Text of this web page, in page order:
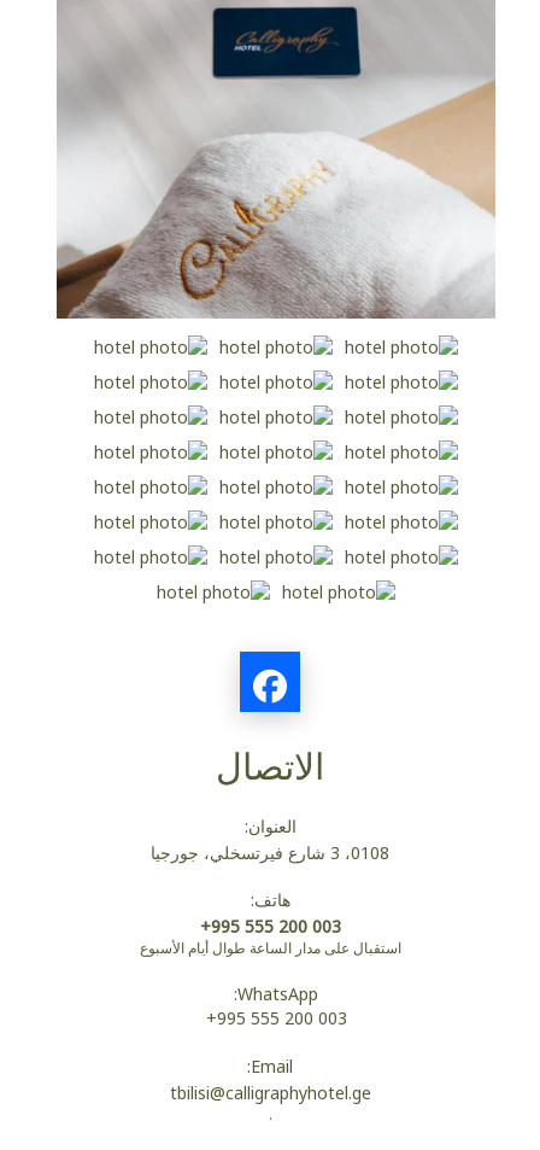
الاتصال
العنوان:
0108، 3 شارع فيرتسخلي، جورجيا
هاتف:
+995 555 200 003
استقبال على مدار الساعة طوال أيام الأسبوع
WhatsApp:
+995 555 200 003
Email:
tbilisi@calligraphyhotel.ge
.